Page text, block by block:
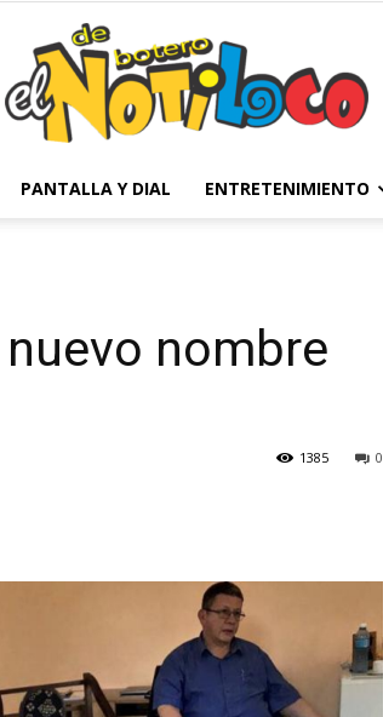
Botero
PANTALLA Y DIAL ENTRETENIMIENTO
nombre
0
1385